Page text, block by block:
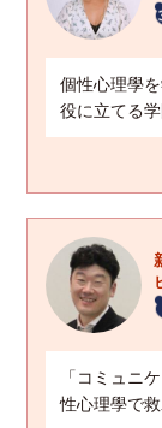
個性心理學
役に立てる学
「コミュニ
性心理學で救